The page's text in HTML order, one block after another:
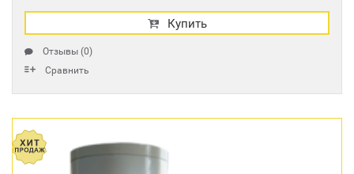
Купить
Отзывы (0)
Сравнить